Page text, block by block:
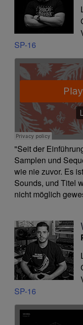
SP-16
"Seit der
Samplen und
wie nie zuvor. Es
Sounds, und Titel
nicht möglich
SP-16